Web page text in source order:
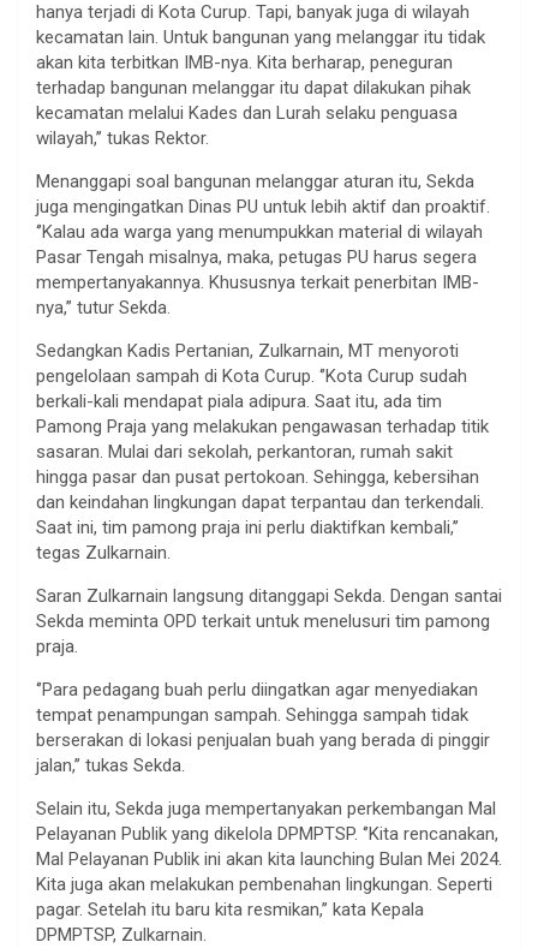
hanya terjadi di Kota Curup. Tapi, banyak juga di wilayah
kecamatan lain. Untuk bangunan yang melanggar itu tidak
akan kita terbitkan IMB-nya. Kita berharap, peneguran
terhadap bangunan melanggar itu dapat dilakukan pihak
kecamatan melalui Kades dan Lurah selaku penguasa
wilayah,’’ tukas Rektor.
Menanggapi soal bangunan melanggar aturan itu, Sekda
juga mengingatkan Dinas PU untuk lebih aktif dan proaktif.
‘’Kalau ada warga yang menumpukkan material di wilayah
Pasar Tengah misalnya, maka, petugas PU harus segera
mempertanyakannya. Khususnya terkait penerbitan IMB-
nya,’’ tutur Sekda.
Sedangkan Kadis Pertanian, Zulkarnain, MT menyoroti
pengelolaan sampah di Kota Curup. ‘’Kota Curup sudah
berkali-kali mendapat piala adipura. Saat itu, ada tim
Pamong Praja yang melakukan pengawasan terhadap titik
sasaran. Mulai dari sekolah, perkantoran, rumah sakit
hingga pasar dan pusat pertokoan. Sehingga, kebersihan
dan keindahan lingkungan dapat terpantau dan terkendali.
Saat ini, tim pamong praja ini perlu diaktifkan kembali,’’
tegas Zulkarnain.
Saran Zulkarnain langsung ditanggapi Sekda. Dengan santai
Sekda meminta OPD terkait untuk menelusuri tim pamong
praja.
‘’Para pedagang buah perlu diingatkan agar menyediakan
tempat penampungan sampah. Sehingga sampah tidak
berserakan di lokasi penjualan buah yang berada di pinggir
jalan,’’ tukas Sekda.
Selain itu, Sekda juga mempertanyakan perkembangan Mal
Pelayanan Publik yang dikelola DPMPTSP. ‘’Kita rencanakan,
Mal Pelayanan Publik ini akan kita launching Bulan Mei 2024.
Kita juga akan melakukan pembenahan lingkungan. Seperti
pagar. Setelah itu baru kita resmikan,’’ kata Kepala
DPMPTSP, Zulkarnain.